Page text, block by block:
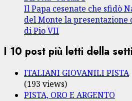
Il Papa cesenate che sfidò
del Monte la
di Pio VII
I 10 post più letti della
ITALIANI GIOVANILI PISTA
(193 views)
PISTA, ORO E ARGENTO